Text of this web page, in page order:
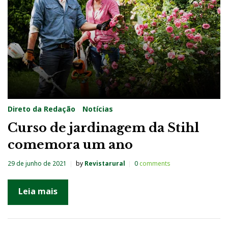
Direto da Redação Notícias
Curso de jardinagem da Stihl
comemora um ano
29 de junho de 2021 by Revistarural 0comments
Leia mais